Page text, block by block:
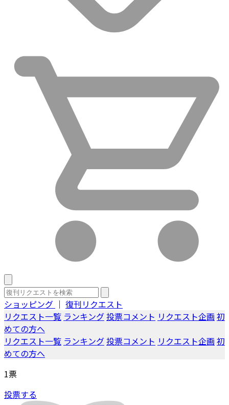
ショッピング ｜ 復刊リクエスト
リクエスト一覧 ランキング投票コメント リクエスト企画 初
めての方へ
リクエスト一覧 ランキング投票コメント リクエスト企画 初
めての方へ
1票
投票する